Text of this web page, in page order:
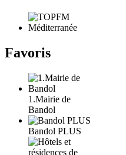
Favoris
1.Mairie de
Bandol
Bandol PLUS